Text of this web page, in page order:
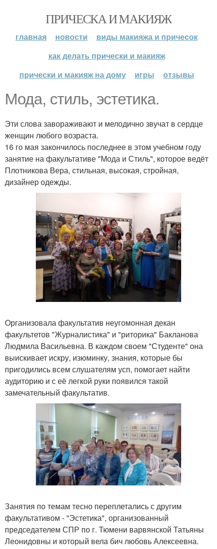
ПРИЧЕСКА И МАКИЯЖ
главная новости
виды макияжа и причесок
как делать прически и макияж
прически и макияж на дому
игры отзывы
Мода, стиль, эстетика.
Эти слова завораживают и мелодично звучат в сердце
женщин любого возраста.
16 го мая закончилось последнее в этом учебном году
занятие на факультативе "Мода и Стиль", которое ведёт
Плотникова Вера, стильная, высокая, стройная,
дизайнер одежды.
Организовала факультатив неугомонная декан
факультетов "Журналистика" и "риторика" Бакланова
Людмила Васильевна. В каждом своем "Студенте" она
выискивает искру, изюминку, знания, которые бы
пригодились всем слушателям усп, помогает найти
аудиторию и с её легкой руки появился такой
замечательный факультатив.
Занятия по темам тесно переплетались с другим
факультативом - "Эстетика", организованный
председателем СПР по г. Тюмени варвянской Татьяны
Леонидовны и который вела бич любовь Алексеевна.